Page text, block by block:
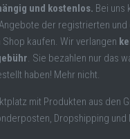
und kostenlos. Bei uns
der registrierten
kaufen. Wir verlangen
. Sie bezahlen nur das
haben! Mehr nicht.
mit Produkten aus den
Dropshipping und